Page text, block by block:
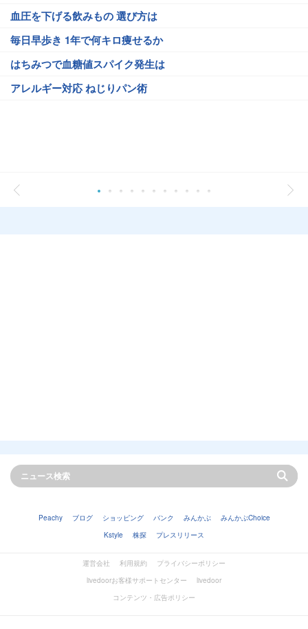
血圧を下げる飲みもの 選び方は
毎日早歩き 1年で何キロ痩せるか
はちみつで血糖値スパイク発生は
アレルギー対応 ねじりパン術
Peachy ブログ ショッピング バンク みんかぶ
みんかぶChoice
Kstyle
株探 プレスリリース
運営会社 利用規約
プライバシーポリシー
livedoorお客様サポートセンター
livedoor
コンテンツ・広告ポリシー